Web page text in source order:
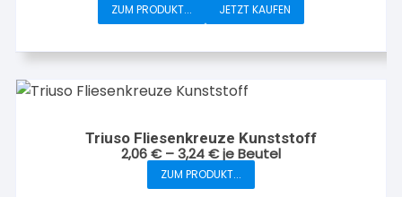
ZUM PRODUKT... JETZT KAUFEN
Triuso Fliesenkreuze Kunststoff
2,06€–3,24€je Beutel
ZUM PRODUKT...
Dieses